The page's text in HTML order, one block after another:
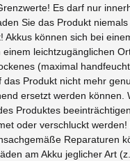
Es darf nur
Sie das Produkt
Akkus können sich bei
einem leichtzugänglichen
(maximal
das Produkt nicht mehr
ersetzt werden
Produktes
oder verschluckt
Reparaturen
am Akku jeglicher Art